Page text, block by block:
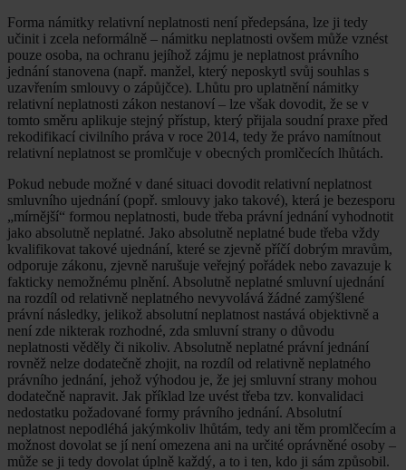
Forma námitky relativní neplatnosti není předepsána, lze ji tedy
učinit i zcela neformálně – námitku neplatnosti ovšem může vznést
pouze osoba, na ochranu jejíhož zájmu je neplatnost právního
jednání stanovena (např. manžel, který neposkytl svůj souhlas s
uzavřením smlouvy o zápůjčce). Lhůtu pro uplatnění námitky
relativní neplatnosti zákon nestanoví – lze však dovodit, že se v
tomto směru aplikuje stejný přístup, který přijala soudní praxe před
rekodifikací civilního práva v roce 2014, tedy že právo namítnout
relativní neplatnost se promlčuje v obecných promlčecích lhůtách.
Pokud nebude možné v dané situaci dovodit relativní neplatnost
smluvního ujednání (popř. smlouvy jako takové), která je bezesporu
„mírnější“ formou neplatnosti, bude třeba právní jednání vyhodnotit
jako absolutně neplatné. Jako absolutně neplatné bude třeba vždy
kvalifikovat takové ujednání, které se zjevně příčí dobrým mravům,
odporuje zákonu, zjevně narušuje veřejný pořádek nebo zavazuje k
fakticky nemožnému plnění. Absolutně neplatné smluvní ujednání
na rozdíl od relativně neplatného nevyvolává žádné zamýšlené
právní následky, jelikož absolutní neplatnost nastává objektivně a
není zde nikterak rozhodné, zda smluvní strany o důvodu
neplatnosti věděly či nikoliv. Absolutně neplatné právní jednání
rovněž nelze dodatečně zhojit, na rozdíl od relativně neplatného
právního jednání, jehož výhodou je, že jej smluvní strany mohou
dodatečně napravit. Jak příklad lze uvést třeba tzv. konvalidaci
nedostatku požadované formy právního jednání. Absolutní
neplatnost nepodléhá jakýmkoliv lhůtám, tedy ani těm promlčecím a
možnost dovolat se jí není omezena ani na určité oprávněné osoby –
může se ji tedy dovolat úplně každý, a to i ten, kdo ji sám způsobil.